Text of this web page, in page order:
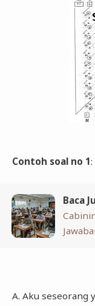
Contoh soal no 1:
Baca
A. Aku seseorang